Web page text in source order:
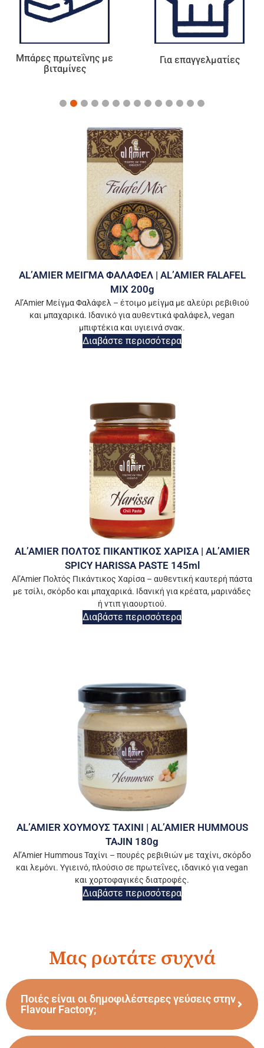
Για επαγγελματίες Τσάι - Αφεψήματα
AL’AMIER ΜΕΙΓΜΑ ΦΑΛΑΦΕΛ | AL’AMIER FALAFEL
MIX 200g
Al’Amier Μείγμα Φαλάφελ – έτοιμο μείγμα με αλεύρι ρεβιθιού
και μπαχαρικά. Ιδανικό για αυθεντικά φαλάφελ, vegan
μπιφτέκια και υγιεινά σνακ.
Διαβάστε περισσότερα
AL’AMIER ΠΟΛΤΟΣ ΠΙΚΑΝΤΙΚΟΣ ΧΑΡΙΣΑ | AL’AMIER
SPICY HARISSA PASTE 145ml
Al’Amier Πολτός Πικάντικος Χαρίσα – αυθεντική καυτερή πάστα
με τσίλι, σκόρδο και μπαχαρικά. Ιδανική για κρέατα, μαρινάδες
ή ντιπ γιαουρτιού.
Διαβάστε περισσότερα
AL’AMIER ΧΟΥΜΟΥΣ ΤΑΧΙΝΙ | AL’AMIER HUMMOUS
TAJIN 180g
Al’Amier Hummous Ταχίνι – πουρές ρεβιθιών με ταχίνι, σκόρδο
και λεμόνι. Υγιεινό, πλούσιο σε πρωτεΐνες, ιδανικό για vegan
και χορτοφαγικές διατροφές.
Διαβάστε περισσότερα
Μας ρωτάτε συχνά
Ποιές είναι οι δημοφιλέστερες γεύσεις στην
Flavour Factory;